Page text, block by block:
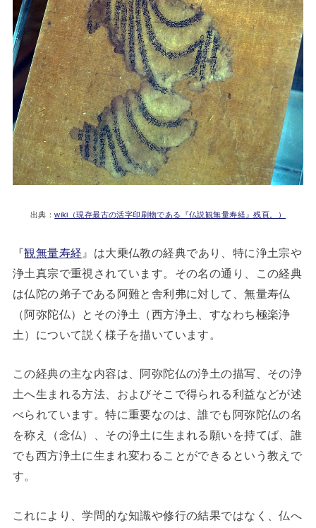
出典：wiki（現存最古の活字印刷物である『仏説観無量寿経』残頁。）
『観無量寿経 』は大乗仏教の経典であり、特に浄土宗や
浄土真宗で重視されています。その名の通り、この経典
は仏陀の弟子である阿難と舎利弗に対して、無量寿仏
（阿弥陀仏）とその浄土（西方浄土、すなわち極楽浄
土）について説く様子を描いています。
この経典の主な内容は、阿弥陀仏の浄土の描写、その浄
土へ生まれる方法、およびそこで得られる利益などが述
べられています。特に重要なのは、誰でも阿弥陀仏の名
を称え（念仏）、その浄土に生まれる願いを持てば、誰
でも西方浄土に生まれ変わることができるという教えで
す。
これにより、学問的な知識や修行の結果ではなく、仏へ